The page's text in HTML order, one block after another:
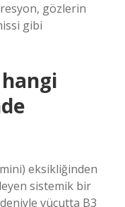
gözlerin
gibi
hangi
eksikliğinden
sistemik bir
vücutta B3